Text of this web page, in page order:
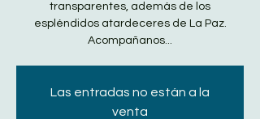
transparentes, además de los
espléndidos atardeceres de La Paz.
Acompañanos...
Las entradas no están a la
venta